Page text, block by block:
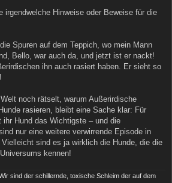
irgendwelche Hinweise oder Beweise für die
Spuren auf dem Teppich, wo mein Mann
Bello, war auch da, und jetzt ist er nackt!
ihn auch rasiert haben. Er sieht so
noch rätselt, warum Außerirdische
rasieren, bleibt eine Sache klar: Für
Hund das Wichtigste – und die
nur eine weitere verwirrende Episode in
sind es ja wirklich die Hunde, die die
kennen!
sind der schillernde, toxische Schleim der auf dem